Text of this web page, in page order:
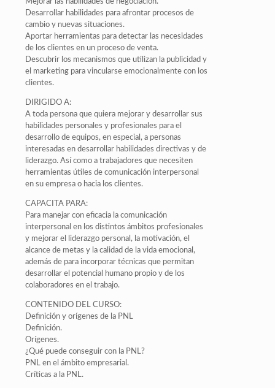
Mejorar las habilidades de negociación.
Desarrollar habilidades para afrontar procesos de
cambio y nuevas situaciones.
Aportar herramientas para detectar las necesidades
de los clientes en un proceso de venta.
Descubrir los mecanismos que utilizan la publicidad y
el marketing para vincularse emocionalmente con los
clientes.
DIRIGIDO A:
A toda persona que quiera mejorar y desarrollar sus
habilidades personales y profesionales para el
desarrollo de equipos, en especial, a personas
interesadas en desarrollar habilidades directivas y de
liderazgo. Así como a trabajadores que necesiten
herramientas útiles de comunicación interpersonal
en su empresa o hacia los clientes.
CAPACITA PARA:
Para manejar con eficacia la comunicación
interpersonal en los distintos ámbitos profesionales
y mejorar el liderazgo personal, la motivación, el
alcance de metas y la calidad de la vida emocional,
además de para incorporar técnicas que permitan
desarrollar el potencial humano propio y de los
colaboradores en el trabajo.
CONTENIDO DEL CURSO:
Definición y orígenes de la PNL
Definición.
Orígenes.
¿Qué puede conseguir con la PNL?
PNL en el ámbito empresarial.
Críticas a la PNL.